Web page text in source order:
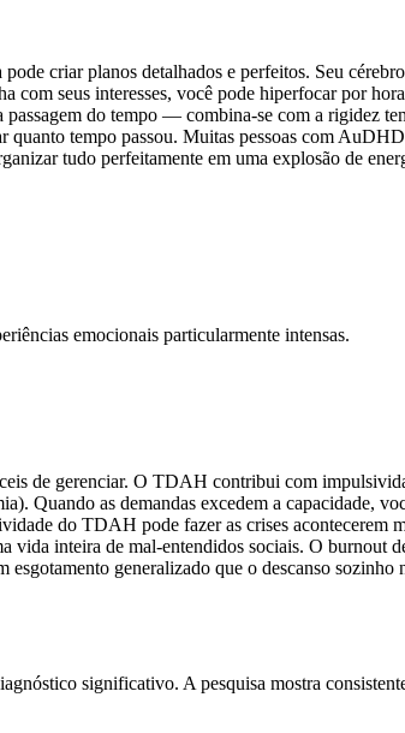
criar planos detalhados e perfeitos. Seu
seus interesses, você pode hiperfocar por
do tempo — combina-se com a rigidez
quanto tempo passou. Muitas pessoas com
tudo perfeitamente em uma explosão de
emocionais particularmente intensas.
de gerenciar. O TDAH contribui com
as demandas excedem a capacidade,
do TDAH pode fazer as crises acontecerem
inteira de mal-entendidos sociais. O burnout
generalizado que o descanso sozinho
significativo. A pesquisa mostra